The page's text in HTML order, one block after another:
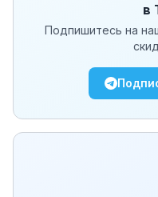
в
Подпишитесь на